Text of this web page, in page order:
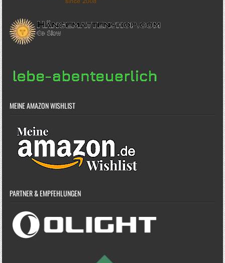
MEINE AMAZON WISHLIST
PARTNER & EMPFEHLUNGEN